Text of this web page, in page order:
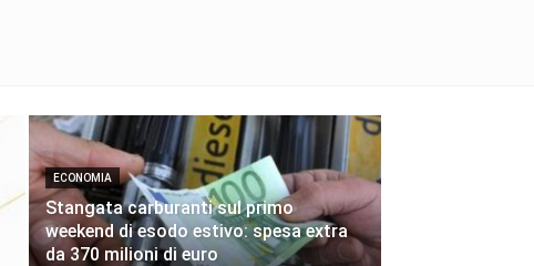
ECONOMIA
Stangata carburanti sul primo
weekend di esodo estivo: spesa extra
da 370 milioni di euro